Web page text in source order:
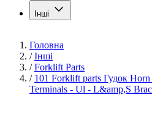
Інші
Головна
/ Інші
/ Forklift Parts
/ 101 Forklift parts Гудок
Terminals - Ul - L&amp,S